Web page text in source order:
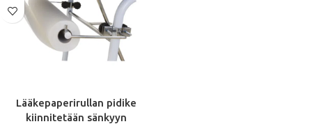
Lääkepaperirullan pidike
kiinnitetään sänkyyn